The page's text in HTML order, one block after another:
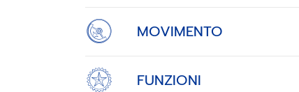
MOVIMENTO
FUNZIONI